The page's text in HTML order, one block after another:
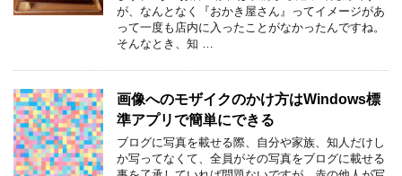
が、なんとなく『おかき屋さん』ってイメージがあ
って一度も店内に入ったことがなかったんですね。
そんなとき、知 …
画像へのモザイクのかけ方はWindows標
準アプリで簡単にできる
ブログに写真を載せる際、自分や家族、知人だけし
か写ってなくて、全員がその写真をブログに載せる